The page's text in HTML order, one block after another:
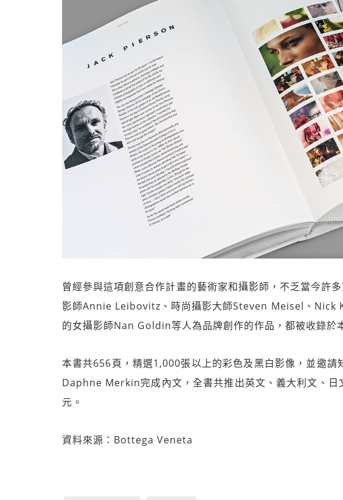
曾經參與這項創意合作計畫的藝術家和攝影師，不乏當今許
影師Annie Leibovitz、時尚攝影大師Steven Meisel、
的女攝影師Nan Goldin等人為品牌創作的作品，都被收錄於
本書共656頁，精選1,000張以上的彩色及黑白影像，並邀請
Daphne Merkin完成內文，全書共推出英文、義大利文、日
元。
資料來源：Bottega Veneta